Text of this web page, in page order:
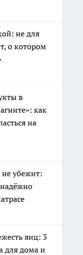
не для
о котором
в
как
на
убежит:
яиц: 3
для дома и